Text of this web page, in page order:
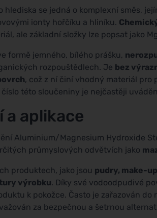
hlediska se jedná o komplexní směs,
ionty hořčíku a hliníku.
ale základní složky lze popsat jako
formě jemného, bílého prášku,
rozpouštědlech. Je bez
, což z ní činí vhodný materiál
číslo této sloučeniny je nejčastěji
a aplikace
Aluminium/Magnesium Hydroxide
průmyslových odvětvích jako
produktech, jako jsou pudry, make-
výrobku. Díky své vodoodpudivé
k pokožce. Často je zařazován
za bezpečnou a šetrnou